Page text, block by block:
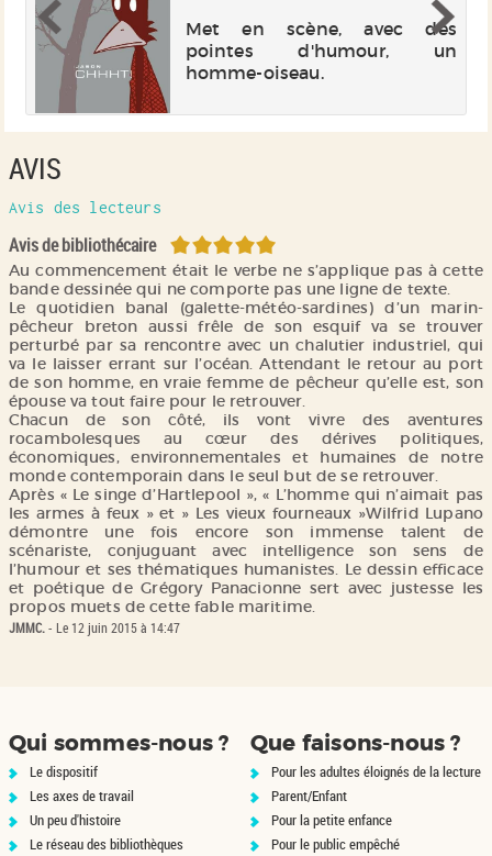
Met en scène, avec des
pointes d'humour, un
homme-oiseau.
AVIS
Avis des lecteurs
Avis de bibliothécaire 5/5
Au commencement était le verbe ne s’applique pas à cette
bande dessinée qui ne comporte pas une ligne de texte.
Le quotidien banal (galette-météo-sardines) d’un marin-
pêcheur breton aussi frêle de son esquif va se trouver
perturbé par sa rencontre avec un chalutier industriel, qui
va le laisser errant sur l’océan. Attendant le retour au port
de son homme, en vraie femme de pêcheur qu’elle est, son
épouse va tout faire pour le retrouver.
Chacun de son côté, ils vont vivre des aventures
rocambolesques au cœur des dérives politiques,
économiques, environnementales et humaines de notre
monde contemporain dans le seul but de se retrouver.
Après « Le singe d’Hartlepool », « L’homme qui n’aimait pas
les armes à feux » et » Les vieux fourneaux »Wilfrid Lupano
démontre une fois encore son immense talent de
scénariste, conjuguant avec intelligence son sens de
l’humour et ses thématiques humanistes. Le dessin efficace
et poétique de Grégory Panacionne sert avec justesse les
JMMC. - Le 12 juin 2015 à 14:47
Qui sommes-nous ?
Le dispositif
Les axes de travail
Un peu d'histoire
Le réseau des bibliothèques
Que faisons-nous ?
Pour les adultes éloignés de la lecture
Parent/Enfant
Pour la petite enfance
Pour le public empêché